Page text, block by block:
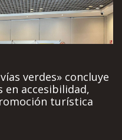
verdes» concluye
en accesibilidad,
turística